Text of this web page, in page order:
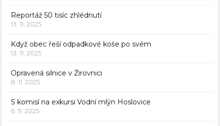
Reportáž 50 tisíc zhlédnutí
13. 11. 2025
Když obec řeší odpadkové koše po svém
13. 11. 2025
Opravená silnice v Žirovnici
8. 11. 2025
S komisí na exkursi Vodní mlýn Hoslovice
6. 11. 2025